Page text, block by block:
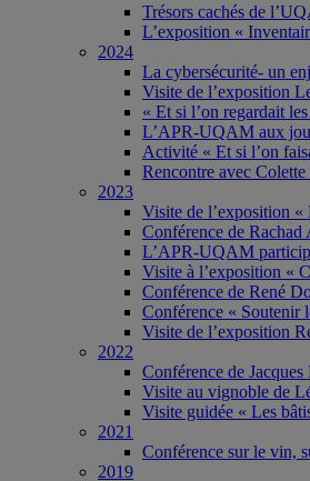
Trésors cachés de
L’exposition «
2024
La cybersécurité- un
Visite de l’exposition
« Et si l’on regardait
L’APR-UQAM aux
Activité « Et si l’on
Rencontre avec
2023
Visite de l’exposition
Conférence de
L’APR-UQAM
Visite à l’exposition «
Conférence de René
Conférence « Soutenir
Visite de l’exposition
2022
Conférence de
Visite au vignoble de
Visite guidée « Les
2021
Conférence sur le vin,
2019